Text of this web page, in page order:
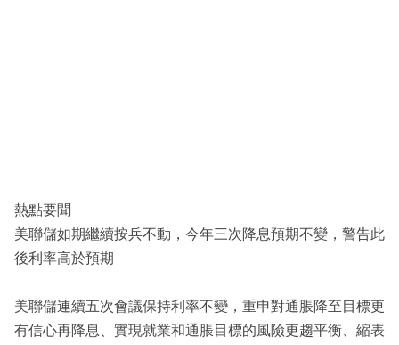
熱點要聞
美聯儲如期繼續按兵不動，今年三次降息預期不變，警告此
後利率高於預期
美聯儲連續五次會議保持利率不變，重申對通脹降至目標更
有信心再降息、實現就業和通脹目標的風險更趨平衡、縮表